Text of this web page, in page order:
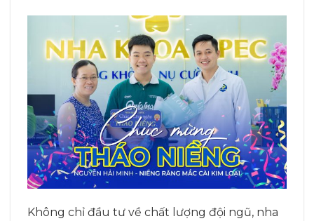
Không chỉ đầu tư về chất lượng đội ngũ, nha